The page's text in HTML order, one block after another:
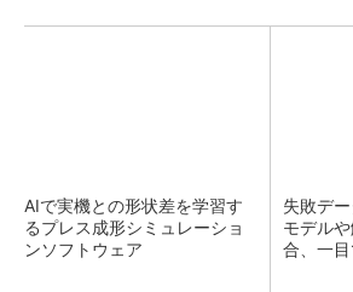
AIで実機との形状差を学習す
るプレス成形シミュレーショ
ンソフトウェア
失敗デ
モデル
合、一